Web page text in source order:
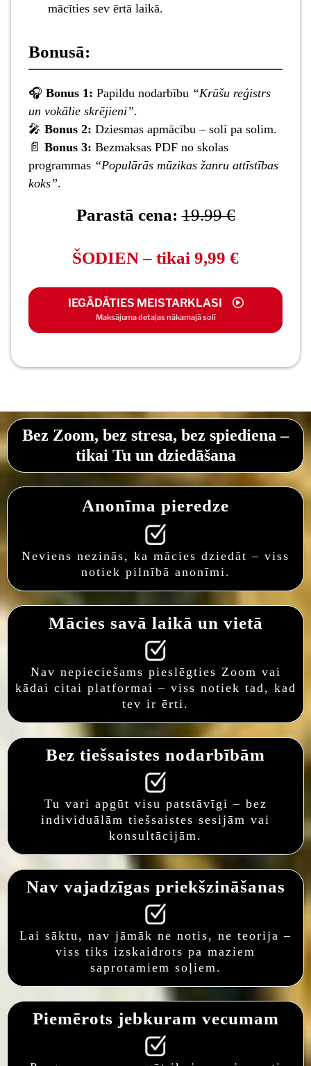
mācīties sev ērtā laikā.
Bonusā:
🎧 Bonus 1: Papildu nodarbību “Krūšu reģistrs
un vokālie skrējieni”.
🎤 Bonus 2: Dziesmas apmācību – soli pa solim.
📄 Bonus 3: Bezmaksas PDF no skolas
programmas “Populārās mūzikas žanru attīstības
koks”.
Parastā cena: 19.99 €
ŠODIEN – tikai 9,99 €
IEGĀDĀTIES MEISTARKLASI
Maksājuma detaļas nākamajā solī
Bez Zoom, bez stresa, bez spiediena –
tikai Tu un dziedāšana
Anonīma pieredze
Neviens nezinās, ka mācies dziedāt – viss
notiek pilnībā anonīmi.
Mācies savā laikā un vietā
Nav nepieciešams pieslēgties Zoom vai
kādai citai platformai – viss notiek tad, kad
tev ir ērti.
Bez tiešsaistes nodarbībām
Tu vari apgūt visu patstāvīgi – bez
individuālām tiešsaistes sesijām vai
konsultācijām.
Nav vajadzīgas priekšzināšanas
Lai sāktu, nav jāmāk ne notis, ne teorija –
viss tiks izskaidrots pa maziem
saprotamiem soļiem.
Piemērots jebkuram vecumam